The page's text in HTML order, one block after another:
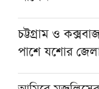
মসজিদের ছাদে
মুহাম্মদ (সা.)-কে
মুসলমান থাকা
চট্টগ্রাম ও
পাশে যশোর